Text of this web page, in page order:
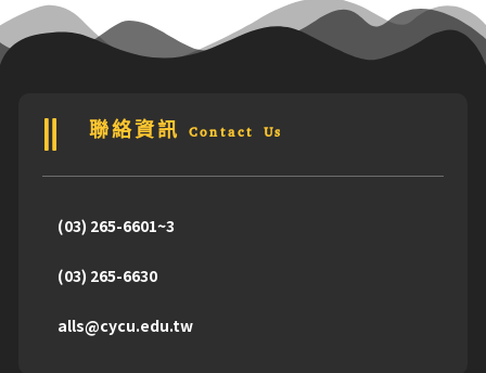
聯絡資訊 Contact Us
(03) 265-6601~3
(03) 265-6630
alls@cycu.edu.tw